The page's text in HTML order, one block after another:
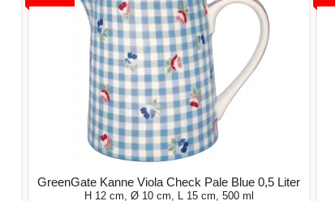
GreenGate Kanne Viola Check Pale Blue 0,5 Liter
H 12 cm, Ø 10 cm, L 15 cm, 500 ml